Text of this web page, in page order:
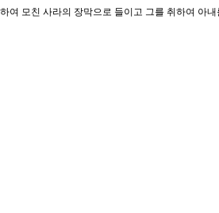
여 모친 사라의 장막으로 들이고 그를 취하여